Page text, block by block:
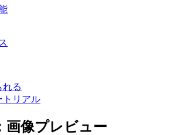
れる
トリアル
画像プレビュー